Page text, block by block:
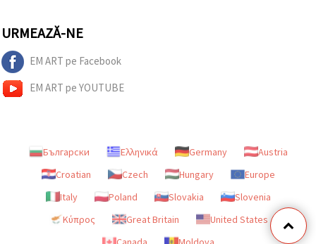
URMEAZĂ-NE
EM ART pe Facebook
EM ART pe YOUTUBE
Български Ελληνικά Germany
Austria
Croatian
Czech Hungary
Europe
Italy
Poland Slovakia
Slovenia
Κύπρος
Great Britain
United States